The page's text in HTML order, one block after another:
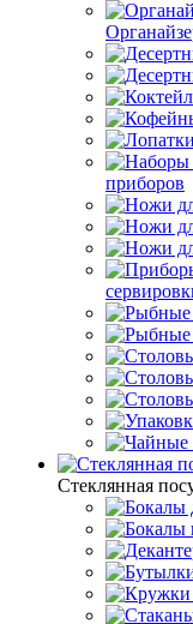
приборов
Стеклянная